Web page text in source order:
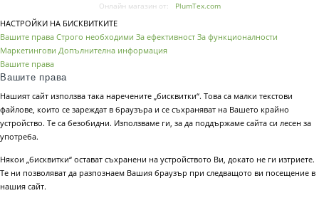
Онлайн магазин от:
PlumTex.com
НАСТРОЙКИ НА БИСКВИТКИТЕ
Вашите права Строго необходими За ефективност За функционалности
Маркетингови Допълнителна информация
Вашите права
Вашите права
Нашият сайт използва така наречените „бисквитки“. Това са малки текстови
файлове, които се зареждат в браузъра и се съхраняват на Вашето крайно
устройство. Те са безобидни. Използваме ги, за да поддържаме сайта си лесен за
употреба.
Някои „бисквитки“ остават съхранени на устройството Ви, докато не ги изтриете.
Те ни позволяват да разпознаем Вашия браузър при следващото ви посещение в
нашия сайт.